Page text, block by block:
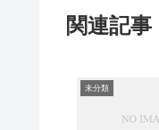
関連記事
未分類